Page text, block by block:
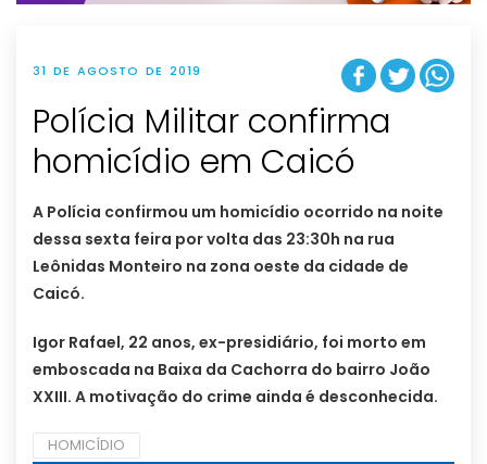
31 DE AGOSTO DE 2019
Polícia Militar confirma
homicídio em Caicó
A Polícia confirmou um homicídio ocorrido na noite
dessa sexta feira por volta das 23:30h na rua
Leônidas Monteiro na zona oeste da cidade de
Caicó.
Igor Rafael, 22 anos, ex-presidiário, foi morto em
emboscada na Baixa da Cachorra do bairro João
XXIII. A motivação do crime ainda é desconhecida.
HOMICÍDIO